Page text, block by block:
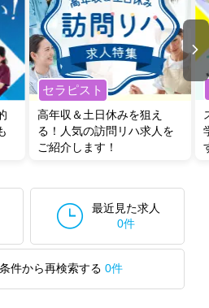
セラピスト
高年収＆土日休みを狙え
る！人気の訪問リハ求人を
ご紹介します！
最近見た求人
0件
件から再検索する 0件